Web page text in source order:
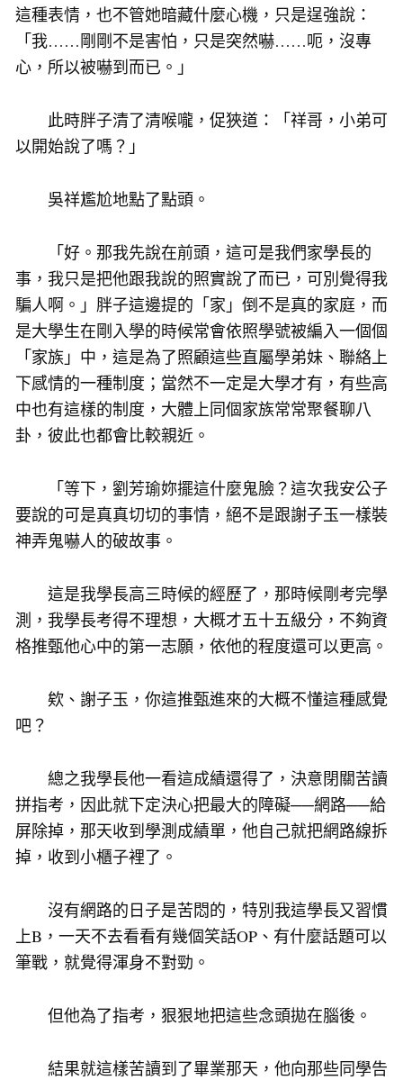
這種表情，也不管她暗藏什麼心機，只是逞強說：
「我……剛剛不是害怕，只是突然嚇……呃，沒專
心，所以被嚇到而已。」
此時胖子清了清喉嚨，促狹道：「祥哥，小弟可
以開始說了嗎？」
吳祥尷尬地點了點頭。
「好。那我先說在前頭，這可是我們家學長的
事，我只是把他跟我說的照實說了而已，可別覺得我
騙人啊。」胖子這邊提的「家」倒不是真的家庭，而
是大學生在剛入學的時候常會依照學號被編入一個個
「家族」中，這是為了照顧這些直屬學弟妹、聯絡上
下感情的一種制度；當然不一定是大學才有，有些高
中也有這樣的制度，大體上同個家族常常聚餐聊八
卦，彼此也都會比較親近。
「等下，劉芳瑜妳擺這什麼鬼臉？這次我安公子
要說的可是真真切切的事情，絕不是跟謝子玉一樣裝
神弄鬼嚇人的破故事。
這是我學長高三時候的經歷了，那時候剛考完學
測，我學長考得不理想，大概才五十五級分，不夠資
格推甄他心中的第一志願，依他的程度還可以更高。
欸、謝子玉，你這推甄進來的大概不懂這種感覺
吧？
總之我學長他一看這成績還得了，決意閉關苦讀
拼指考，因此就下定決心把最大的障礙──網路──給
屏除掉，那天收到學測成績單，他自己就把網路線拆
掉，收到小櫃子裡了。
沒有網路的日子是苦悶的，特別我這學長又習慣
上B，一天不去看看有幾個笑話OP、有什麼話題可以
筆戰，就覺得渾身不對勁。
但他為了指考，狠狠地把這些念頭拋在腦後。
結果就這樣苦讀到了畢業那天，他向那些同學告